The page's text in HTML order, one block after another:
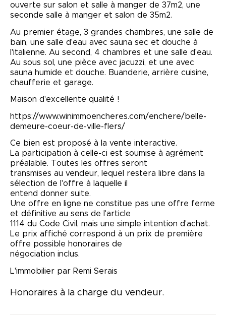
ouverte sur salon et salle à manger de 37m2, une
seconde salle à manger et salon de 35m2.
Au premier étage, 3 grandes chambres, une salle de
bain, une salle d'eau avec sauna sec et douche à
l'italienne. Au second, 4 chambres et une salle d'eau.
Au sous sol, une pièce avec jacuzzi, et une avec
sauna humide et douche. Buanderie, arrière cuisine,
chaufferie et garage.
Maison d'excellente qualité !
https://www.winimmoencheres.com/enchere/belle-
demeure-coeur-de-ville-flers/
Ce bien est proposé à la vente interactive.
La participation à celle-ci est soumise à agrément
préalable. Toutes les offres seront
transmises au vendeur, lequel restera libre dans la
sélection de l'offre à laquelle il
entend donner suite.
Une offre en ligne ne constitue pas une offre ferme
et définitive au sens de l'article
1114 du Code Civil, mais une simple intention d'achat.
Le prix affiché correspond à un prix de première
offre possible honoraires de
négociation inclus.
L'immobilier par Remi Serais
Honoraires à la charge du vendeur.